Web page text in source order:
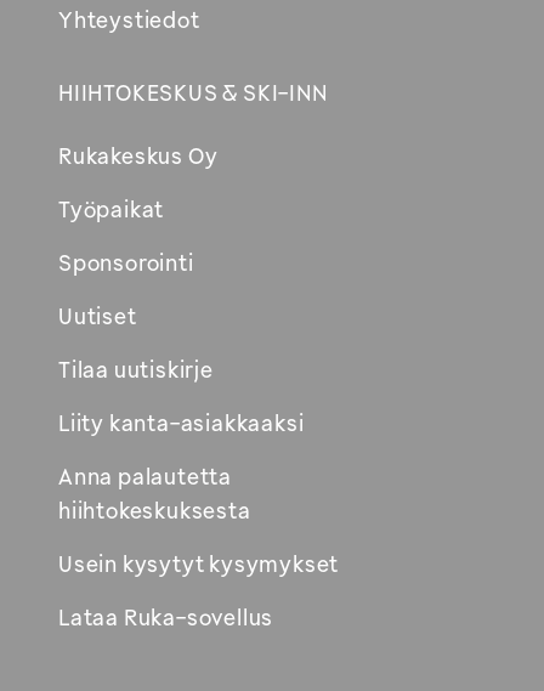
Yhteystiedot
HIIHTOKESKUS & SKI-INN
Rukakeskus Oy
Työpaikat
Sponsorointi
Uutiset
Tilaa uutiskirje
Liity kanta-asiakkaaksi
Anna palautetta
hiihtokeskuksesta
Usein kysytyt kysymykset
Lataa Ruka-sovellus